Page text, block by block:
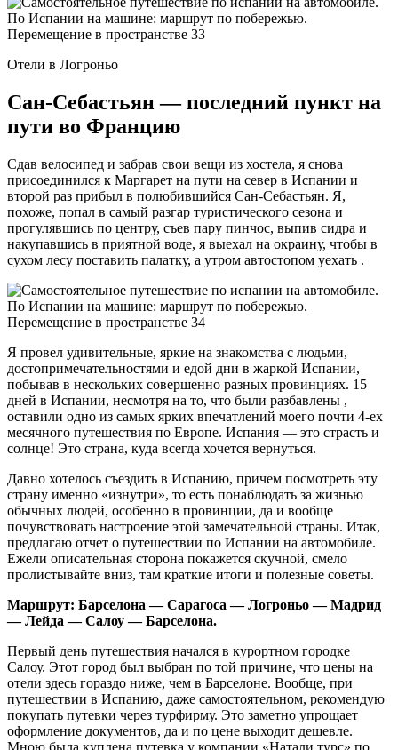
Отели в Логроньо
Сан-Себастьян — последний пункт на
пути во Францию
Сдав велосипед и забрав свои вещи из хостела, я снова
присоединился к Маргарет на пути на север в Испании и
второй раз прибыл в полюбившийся Сан-Себастьян. Я,
похоже, попал в самый разгар туристического сезона и
прогулявшись по центру, съев пару пинчос, выпив сидра и
накупавшись в приятной воде, я выехал на окраину, чтобы в
сухом лесу поставить палатку, а утром автостопом уехать .
Я провел удивительные, яркие на знакомства с людьми,
достопримечательностями и едой дни в жаркой Испании,
побывав в нескольких совершенно разных провинциях. 15
дней в Испании, несмотря на то, что были разбавлены ,
оставили одно из самых ярких впечатлений моего почти 4-ех
месячного путешествия по Европе. Испания — это страсть и
солнце! Это страна, куда всегда хочется вернуться.
Давно хотелось съездить в Испанию, причем посмотреть эту
страну именно «изнутри», то есть понаблюдать за жизнью
обычных людей, особенно в провинции, да и вообще
почувствовать настроение этой замечательной страны. Итак,
предлагаю отчет о путешествии по Испании на автомобиле.
Ежели описательная сторона покажется скучной, смело
пролистывайте вниз, там краткие итоги и полезные советы.
Маршрут: Барселона — Сарагоса — Логроньо — Мадрид
— Лейда — Салоу — Барселона.
Первый день путешествия начался в курортном городке
Салоу. Этот город был выбран по той причине, что цены на
отели здесь гораздо ниже, чем в Барселоне. Вообще, при
путешествии в Испанию, даже самостоятельном, рекомендую
покупать путевки через турфирму. Это заметно упрощает
оформление документов, да и по цене выходит дешевле.